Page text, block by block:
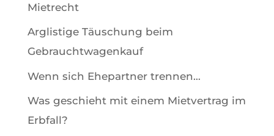
Mietrecht
Arglistige Täuschung beim
Gebrauchtwagenkauf
Wenn sich Ehepartner trennen…
Was geschieht mit einem Mietvertrag im
Erbfall?